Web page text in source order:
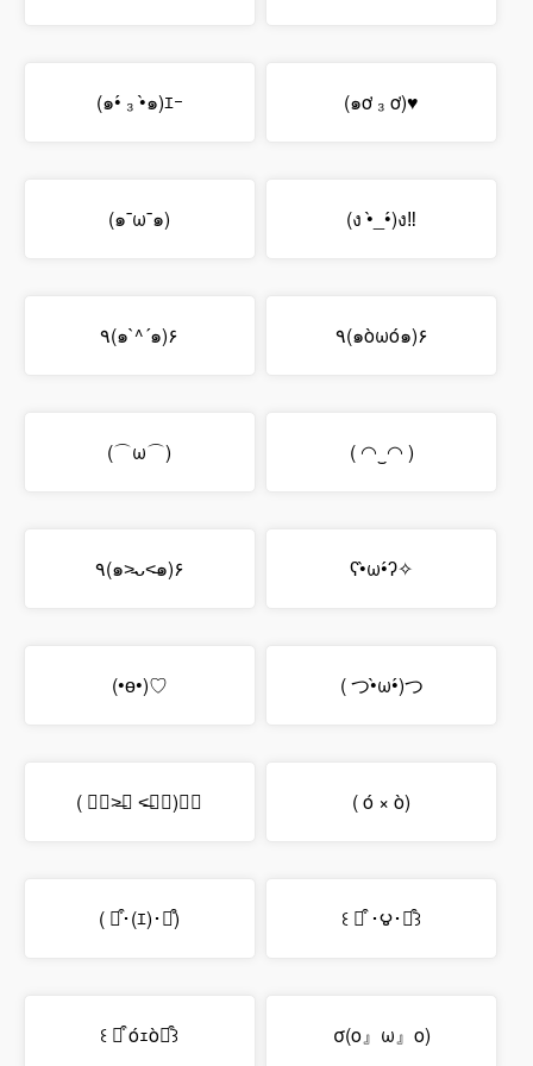
(๑•́ ₃ •̀๑)ｴｰ (๑ơ ₃ ơ)♥
(๑¯ω¯๑) (ง •̀_•́)ง‼
٩(๑`^´๑)۶ ٩(๑òωó๑)۶
(⌒ω⌒) ( ◠‿◠ )
٩(๑˃̵ᴗ˂̵๑)۶ ʕ•̀ω•́ʔ✧
(•ө•)♡ ( つ•̀ω•́)つ
( ๑॔˃̶◡ ˂̶๑॓)◞♡ ( ó × ò)
( ๑͒･(ｴ)･๑͒) ꒰ ๑͒ ･౪･๑͒꒱
꒰ ๑͒ óｪò๑͒꒱ σ(o』ω』o)